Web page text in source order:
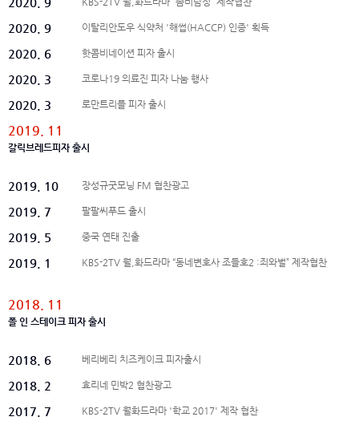
2020. 9 이탈리안도우 식약처 '해썹(HACCP) 인증' 획득
2020. 6 핫콤비네이션 피자 출시
2020. 3 코로나19 의료진 피자 나눔 행사
2020. 3 로만트리플 피자 출시
2019. 11
갈릭브레드피자 출시
2019. 10 장성규굿모닝 FM 협찬광고
2019. 7 팔팔씨푸드 출시
2019. 5 중국 연태 진출
2019. 1 KBS-2TV 월,화드라마 “동네변호사 조들호2 :죄와벌” 제작협찬
2018. 11
폴 인 스테이크 피자 출시
2018. 6 베리베리 치즈케이크 피자출시
2018. 2 효리네 민박2 협찬광고
2017. 7 KBS-2TV 월화드라마 '학교 2017' 제작 협찬